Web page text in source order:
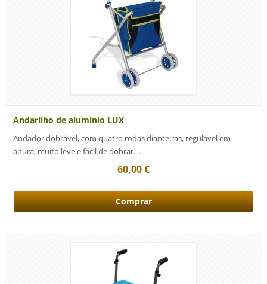
Andarilho de alumínio LUX
Andador dobrável, com quatro rodas dianteiras, regulável em
altura, muito leve e fácil de dobrar....
60,00 €